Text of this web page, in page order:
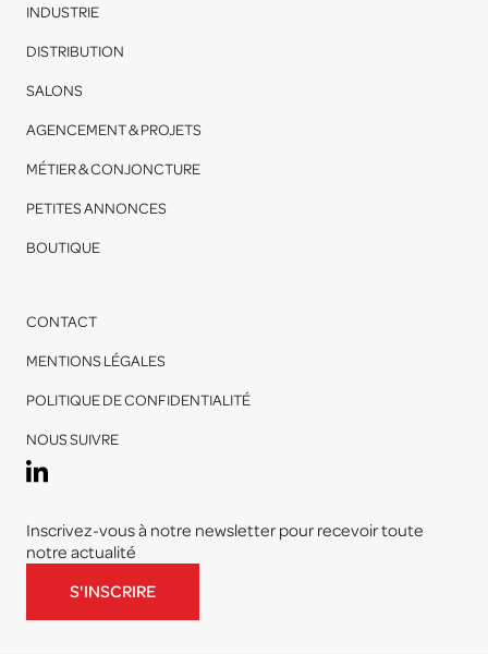
INDUSTRIE
DISTRIBUTION
SALONS
AGENCEMENT & PROJETS
MÉTIER & CONJONCTURE
PETITES ANNONCES
BOUTIQUE
CONTACT
MENTIONS LÉGALES
POLITIQUE DE CONFIDENTIALITÉ
NOUS SUIVRE
Inscrivez-vous à notre newsletter pour recevoir toute
notre actualité
S'INSCRIRE